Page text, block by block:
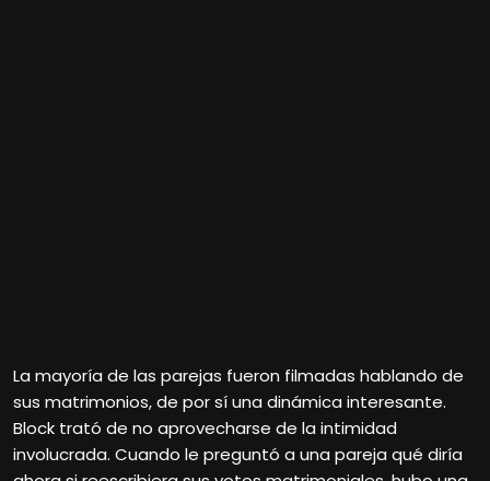
La mayoría de las parejas fueron filmadas hablando de
sus matrimonios, de por sí una dinámica interesante.
Block trató de no aprovecharse de la intimidad
involucrada. Cuando le preguntó a una pareja qué diría